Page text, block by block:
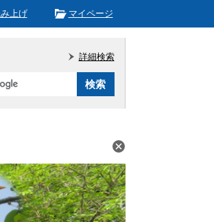
上げ マイページ
詳細検索